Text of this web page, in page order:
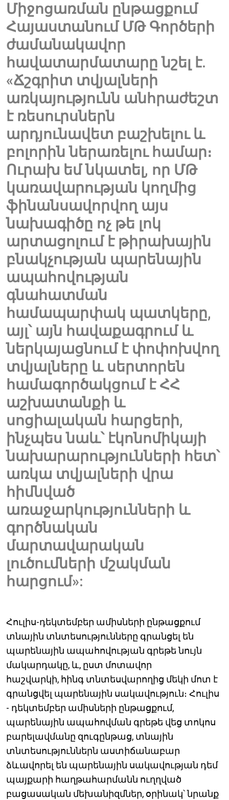
Միջոցառման ընթացքում
Հայաստանում ՄԹ Գործերի
ժամանակավոր
հավատարմատարը նշել է.
«Ճշգրիտ տվյալների
առկայությունն անհրաժեշտ
է ռեսուրսներն
արդյունավետ բաշխելու և
բոլորին ներառելու համար։
Ուրախ եմ նկատել, որ ՄԹ
կառավարության կողմից
ֆինանսավորվող այս
նախագիծը ոչ թե լոկ
արտացոլում է թիրախային
բնակչության պարենային
ապահովության
գնահատման
համապարփակ պատկերը,
այլ՝ այն հավաքագրում և
ներկայացնում է փոփոխվող
տվյալները և սերտորեն
համագործակցում է ՀՀ
աշխատանքի և
սոցիալական հարցերի,
ինչպես նաև՝ էկոնոմիկայի
նախարարությունների հետ՝
առկա տվյալների վրա
հիմնված
առաջարկությունների և
գործնական
մարտավարական
լուծումների մշակման
հարցում»:
Հուլիս-դեկտեմբեր ամիսների ընթացքում
տնային տնտեսությունները գրանցել են
պարենային ապահովության գրեթե նույն
մակարդակը, և, ըստ մոտավոր
հաշվարկի, հինգ տնտեսվարողից մեկի մոտ է
գրանցվել պարենային սակավություն։ Հուլիս
- դեկտեմբեր ամիսների ընթացքում,
պարենային ապահովման գրեթե վեց տոկոս
բարելավմանը զուգընթաց, տնային
տնտեսություններն աստիճանաբար
ձևավորել են պարենային սակավության դեմ
պայքարի հաղթահարմանն ուղղված
բացասական մեխանիզմներ, օրինակ՝ նրանք